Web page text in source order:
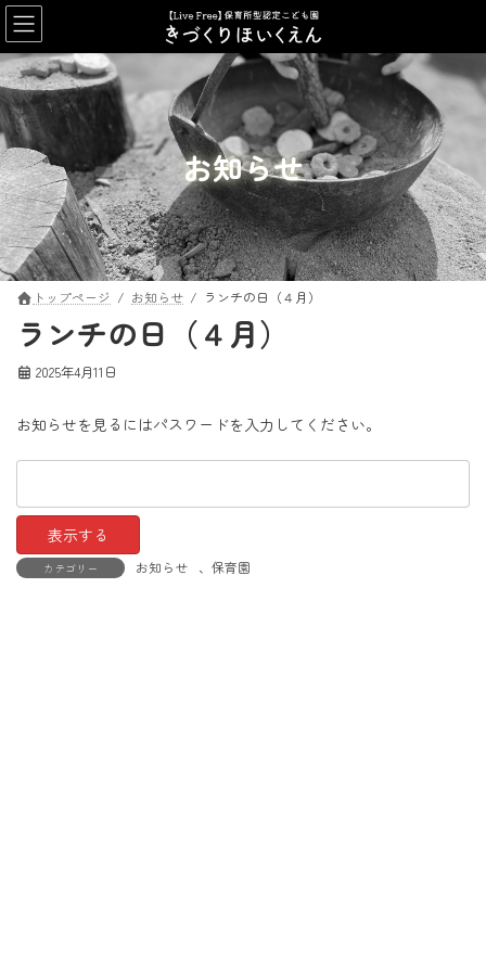
コ
ン
テ
ン
ツ
へ
ス
キ
ッ
プ
ナ
ビ
ゲ
ー
シ
ョ
ン
に
移
動
お知らせ
トップページ お知らせ ランチの日（４月）
ランチの日（４月）
2025年4月11日
お知らせを見るにはパスワードを入力してください。
カテゴリー お知らせ 、 保育園